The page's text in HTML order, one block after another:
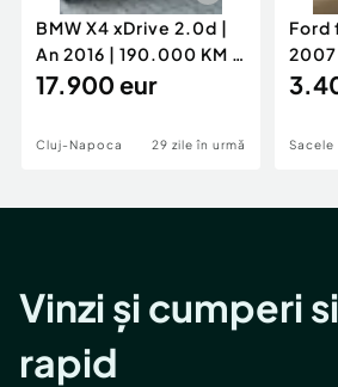
BMW X4 xDrive 2.0d |
An 2016 | 190.000 KM |
Stare Impecabilă
17.900 eur
Cluj-Napoca 29 zile în urmă
Ford
2007
Sacele
Vinzi și cumperi
rapid